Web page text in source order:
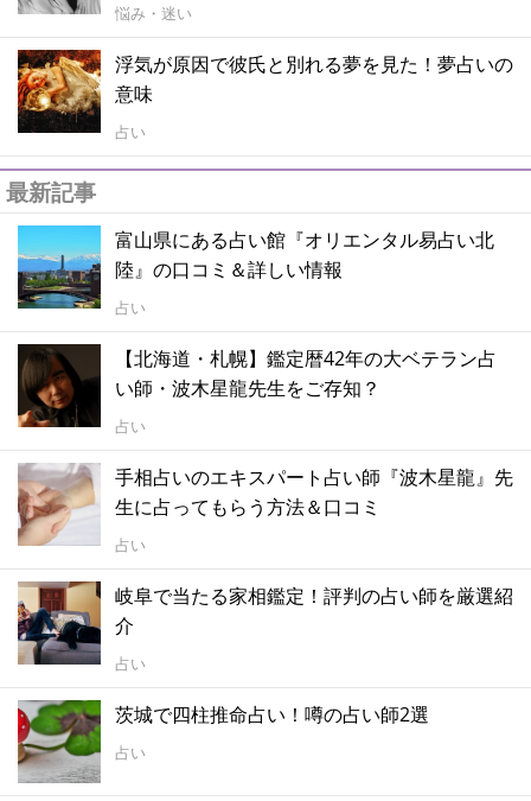
悩み・迷い
浮気が原因で彼氏と別れる夢を見た！夢占いの
意味
占い
最新記事
富山県にある占い館『オリエンタル易占い北
陸』の口コミ＆詳しい情報
占い
【北海道・札幌】鑑定暦42年の大ベテラン占
い師・波木星龍先生をご存知？
占い
手相占いのエキスパート占い師『波木星龍』先
生に占ってもらう方法＆口コミ
占い
岐阜で当たる家相鑑定！評判の占い師を厳選紹
介
占い
茨城で四柱推命占い！噂の占い師2選
占い